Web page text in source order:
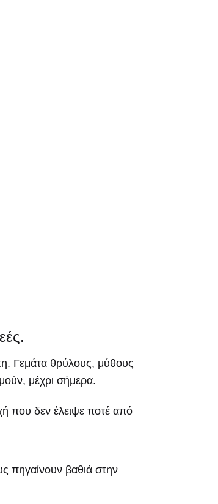
Γεμάτα θρύλους, μύθους
μέχρι σήμερα.
που δεν έλειψε ποτέ από
πηγαίνουν βαθιά στην